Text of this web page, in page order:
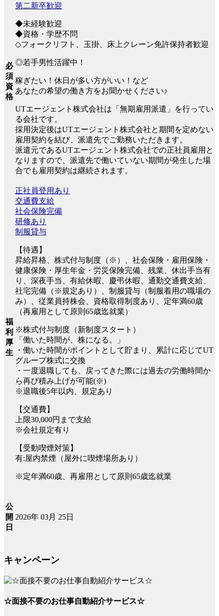
必
須
資
格
第二新卒歓迎
◆未経験歓迎
◆資格・学歴不問
◇フォークリフト、玉掛、床上クレーン免許保持者歓迎
◎若手男性活躍中！
稼ぎたい！休日が多い方がいい！など
あなたの希望の働き方をお聞かせください♪
UTエージェント株式会社は「無期雇用派遣」を行ってい
る会社です。
採用決定後はUTエージェント株式会社と期間を定めない
雇用契約を結び、派遣先でご勤務いただきます。
派遣元であるUTエージェント株式会社での正社員雇用と
なりますので、派遣先で働いていない期間が発生した場
合でも雇用契約は継続されます。
福
利
厚
生
正社員登用あり
交通費支給
社会保険完備
研修あり
制服貸与
【待遇】
昇給昇格、株式付与制度（※）、社会保険・雇用保険・
健康保険・厚生年金・労災保険完備、残業、休出手当有
り、深夜手当、有給休暇、慶弔休暇、通勤交通費支給、
社宅完備（※規定あり）、制服貸与（制服着用の職場の
み）、従業員持株会、資格取得制度あり、定年満60歳
（再雇用として原則65歳迄就業）
※株式付与制度（新制度スタート）
「働いた時間が、株になる。」
・働いた時間がポイントとして貯まり、累計に応じてUT
グループ株式に交換
・一度退職しても、戻ってきた際には過去の労働時間か
ら再び積み上げが可能(※)
※退職後5年以内、規定あり
【交通費】
上限30,000円まで支給
※会社規定有り
【受動喫煙対策】
有:屋内禁煙（屋外に喫煙場所あり）
※定年満60歳、再雇用として原則65歳迄就業
公
開
日
2026年 03月 25日
キャンペーン
☆面接不要のお仕事自動紹介サービス☆